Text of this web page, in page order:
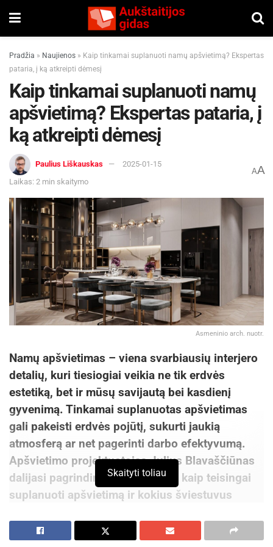
Pradžia » Naujienos » Kaip tinkamai suplanuoti namų apšvietimą? Ekspertas
pataria, į ką atkreipti dėmesį
Kaip tinkamai suplanuoti namų
apšvietimą? Ekspertas pataria, į
ką atkreipti dėmesį
Paulius Liškauskas
2025-01-15
Laikas: 2 min skaitymo
AA
Asmeninio arch. nuotr.
Namų apšvietimas – viena svarbiausių interjero
detalių, kuri tiesiogiai veikia ne tik erdvės
estetiką, bet ir mūsų savijautą bei kasdienį
gyvenimą. Tinkamai suplanuotas apšvietimas
gali pakeisti erdvės pojūtį, sukurti jaukią
atmosferą ar net pagerinti darbo efektyvumą.
Apšvietimo projektuotojas Julius Blavaščiūnas
dalijasi pagrindiniais patarimais, kaip teisingai
suplanuoti apšvietimą ir kokius šviestuvus
Apšvietimo planavimas prasideda nuo
Skaityti toliau